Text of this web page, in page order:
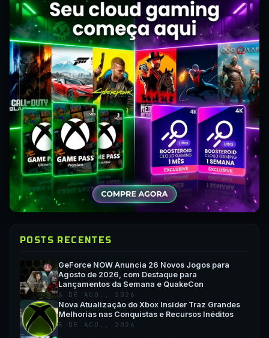
POSTS RECENTES
GeForce NOW Anuncia 26 Novos Jogos para
Agosto de 2026, com Destaque para
Lançamentos da Semana e QuakeCon
6 DE AGO., 2026
Nova Atualização do Xbox Insider Traz Grandes
Melhorias nas Conquistas e Recursos Inéditos
5 DE AGO., 2026